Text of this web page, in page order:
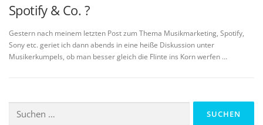
Spotify & Co. ?
Gestern nach meinem letzten Post zum Thema Musikmarketing, Spotify,
Sony etc. geriet ich dann abends in eine heiße Diskussion unter
Musikerkumpels, ob man besser gleich die Flinte ins Korn werfen …
nach: